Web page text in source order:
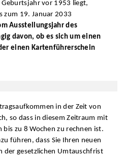
vor 1953 liegt,
zum 19. Januar 2033
Ausstellungsjahr des
davon, ob es sich um einen
einen Kartenführerschein
in der Zeit von
so dass in diesem Zeitraum mit
zu 8 Wochen zu rechnen ist.
führen, dass Sie Ihren neuen
der gesetzlichen Umtauschfrist